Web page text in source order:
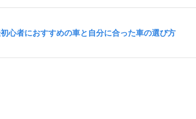
心者におすすめの車と自分に合った車の選び方